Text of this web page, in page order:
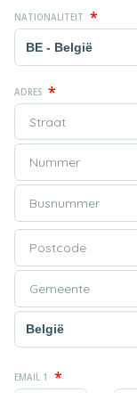
NATIONALITEIT *
ADRES *
EMAIL 1 *